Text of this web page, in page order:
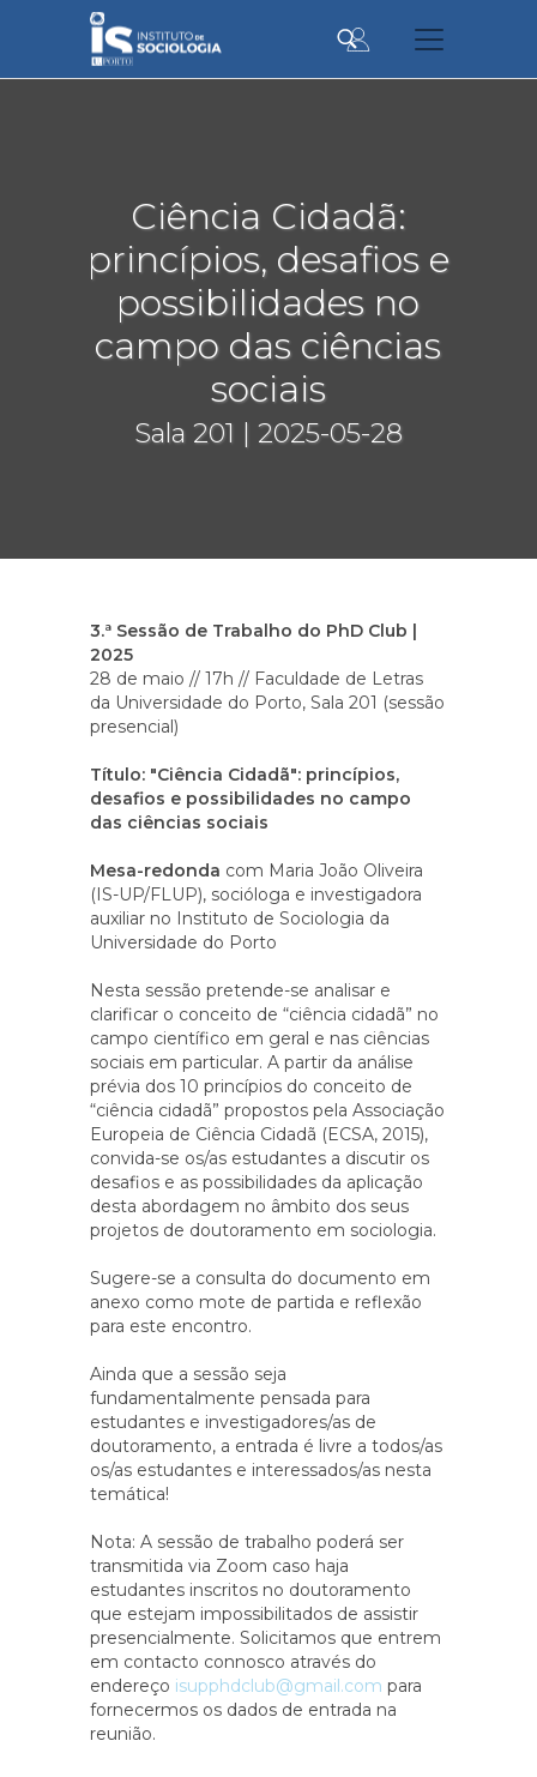
conteúdo
Ciência Cidadã:
princípios, desafios e
possibilidades no
campo das ciências
sociais
Sala 201 | 2025-05-28
3.ª Sessão de Trabalho do PhD Club |
2025
28 de maio // 17h // Faculdade de Letras
da Universidade do Porto, Sala 201 (sessão
presencial)
Título: "Ciência Cidadã": princípios,
desafios e possibilidades no campo
das ciências sociais
Mesa-redonda com Maria João Oliveira
(IS-UP/FLUP), socióloga e investigadora
auxiliar no Instituto de Sociologia da
Universidade do Porto
Nesta sessão pretende-se analisar e
clarificar o conceito de “ciência cidadã” no
campo científico em geral e nas ciências
sociais em particular. A partir da análise
prévia dos 10 princípios do conceito de
“ciência cidadã” propostos pela Associação
Europeia de Ciência Cidadã (ECSA, 2015),
convida-se os/as estudantes a discutir os
desafios e as possibilidades da aplicação
desta abordagem no âmbito dos seus
projetos de doutoramento em sociologia.
Sugere-se a consulta do documento em
anexo como mote de partida e reflexão
para este encontro.
Ainda que a sessão seja
fundamentalmente pensada para
estudantes e investigadores/as de
doutoramento, a entrada é livre a todos/as
os/as estudantes e interessados/as nesta
temática!
Nota: A sessão de trabalho poderá ser
transmitida via Zoom caso haja
estudantes inscritos no doutoramento
que estejam impossibilitados de assistir
presencialmente. Solicitamos que entrem
em contacto connosco através do
endereço isupphdclub@gmail.com para
fornecermos os dados de entrada na
reunião.